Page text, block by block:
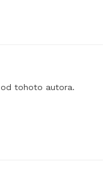
od tohoto autora.